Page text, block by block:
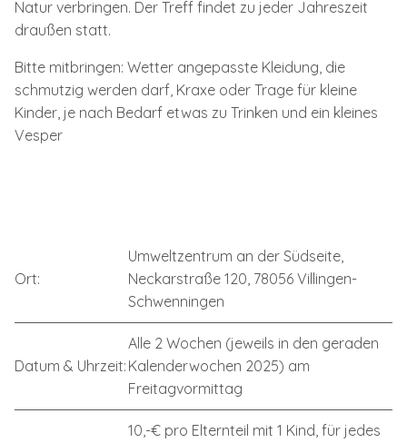
Natur verbringen. Der Treff findet zu jeder Jahreszeit
draußen statt.
Bitte mitbringen: Wetter angepasste Kleidung, die
schmutzig werden darf, Kraxe oder Trage für kleine
Kinder, je nach Bedarf etwas zu Trinken und ein kleines
Vesper
Ort:
Umweltzentrum an der Südseite,
Neckarstraße 120, 78056 Villingen-
Schwenningen
Datum & Uhrzeit:
Alle 2 Wochen (jeweils in den geraden
Kalenderwochen 2025) am
Freitagvormittag
10,-€ pro Elternteil mit 1 Kind, für jedes